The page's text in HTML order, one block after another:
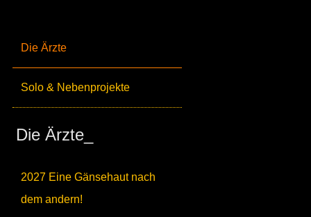
Die Ärzte
Solo & Nebenprojekte
Die Ärzte_
2027 Eine Gänsehaut nach
dem andern!